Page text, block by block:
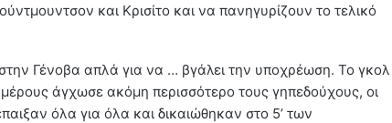
και Κρισίτο και να πανηγυρίζουν το τελικό
Γένοβα απλά για να … βγάλει την υποχρέωση. Το γκολ
άγχωσε ακόμη περισσότερο τους γηπεδούχους, οι
όλα για όλα και δικαιώθηκαν στο 5’ των